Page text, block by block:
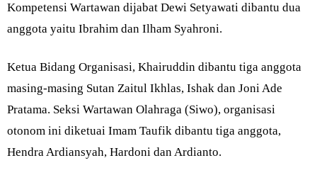
Kompetensi Wartawan dijabat Dewi Setyawati dibantu dua
anggota yaitu Ibrahim dan Ilham Syahroni.
Ketua Bidang Organisasi, Khairuddin dibantu tiga anggota
masing-masing Sutan Zaitul Ikhlas, Ishak dan Joni Ade
Pratama. Seksi Wartawan Olahraga (Siwo), organisasi
otonom ini diketuai Imam Taufik dibantu tiga anggota,
Hendra Ardiansyah, Hardoni dan Ardianto.